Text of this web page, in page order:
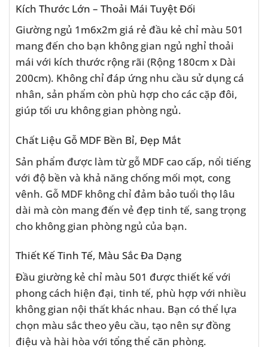
Kích Thước Lớn – Thoải Mái Tuyệt Đối
Giường ngủ 1m6x2m giá rẻ đầu kẻ chỉ màu 501
mang đến cho bạn không gian ngủ nghỉ thoải
mái với kích thước rộng rãi (Rộng 180cm x Dài
200cm). Không chỉ đáp ứng nhu cầu sử dụng cá
nhân, sản phẩm còn phù hợp cho các cặp đôi,
giúp tối ưu không gian phòng ngủ.
Chất Liệu Gỗ MDF Bền Bỉ, Đẹp Mắt
Sản phẩm được làm từ gỗ MDF cao cấp, nổi tiếng
với độ bền và khả năng chống mối mọt, cong
vênh. Gỗ MDF không chỉ đảm bảo tuổi thọ lâu
dài mà còn mang đến vẻ đẹp tinh tế, sang trọng
cho không gian phòng ngủ của bạn.
Thiết Kế Tinh Tế, Màu Sắc Đa Dạng
Đầu giường kẻ chỉ màu 501 được thiết kế với
phong cách hiện đại, tinh tế, phù hợp với nhiều
không gian nội thất khác nhau. Bạn có thể lựa
chọn màu sắc theo yêu cầu, tạo nên sự đồng
điệu và hài hòa với tổng thể căn phòng.